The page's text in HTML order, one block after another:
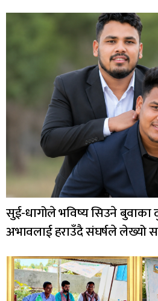
सुई-धागोले भविष्य सिउने बुवाका
अभावलाई हराउँदै संघर्षले लेख्यो